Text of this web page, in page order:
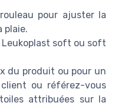
pour ajuster la
plaie.
Leukoplast soft ou soft
du produit ou pour un
ou référez-vous
attribuées sur la